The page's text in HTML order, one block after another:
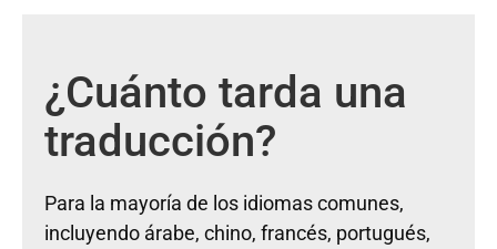
¿Cuánto tarda una
traducción?
Para la mayoría de los idiomas comunes,
incluyendo árabe, chino, francés, portugués,